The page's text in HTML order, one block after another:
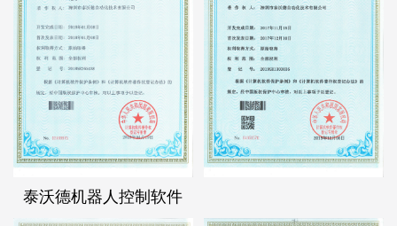
泰沃德机器人控制软件